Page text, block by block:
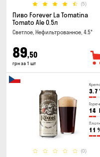
(5)
Пиво Forever La Tomatina
Tomato Ale 0.5л
Светлое, Нефильтрованное, 4.5°
89,50
грн за 1 шт
3.7
14
11
(0)